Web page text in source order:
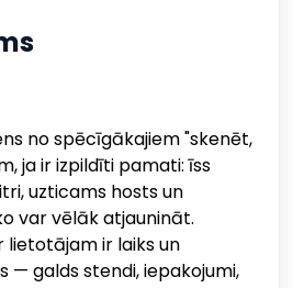
no spēcīgākajiem "skenēt,
ja ir izpildīti pamati: īss
uzticams hosts un
var vēlāk atjaunināt.
lietotājam ir laiks un
— galds stendi, iepakojumi,